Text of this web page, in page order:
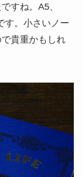
すね。A5、
す。小さいノー
貴重かもしれ